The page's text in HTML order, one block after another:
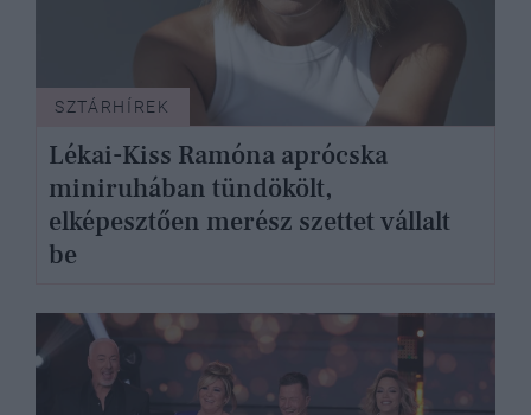
SZTÁRHÍREK
Lékai-Kiss Ramóna aprócska
miniruhában tündökölt,
elképesztően merész szettet vállalt
be